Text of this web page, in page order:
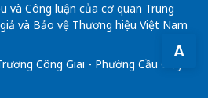
A
và Công luận của cơ quan Trung
và Bảo vệ Thương hiệu Việt Nam
Công Giai - Phường Cầu Giấy -